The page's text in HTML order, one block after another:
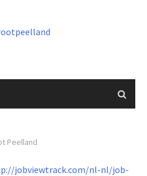
Peelland
jobviewtrack.com/nl-nl/job-